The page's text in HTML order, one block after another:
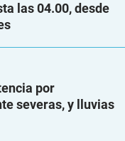
las 04.00, desde
por
severas, y lluvias